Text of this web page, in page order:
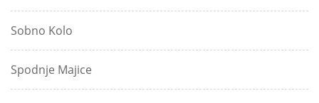
Sobno Kolo
Spodnje Majice